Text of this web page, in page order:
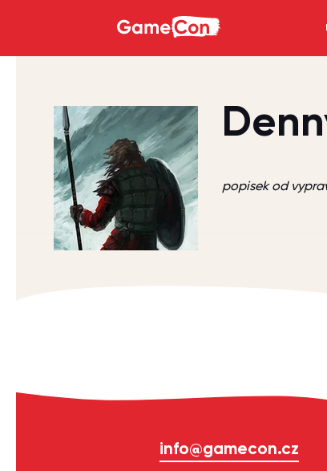
popisek od
info@gamecon.cz